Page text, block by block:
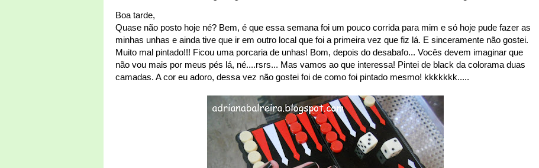
Boa tarde,
Quase não posto hoje né? Bem, é que essa semana foi um pouco corrida para mim e só hoje pude fazer as
minhas unhas e ainda tive que ir em outro local que foi a primeira vez que fiz lá. E sinceramente não gostei.
Muito mal pintado!!! Ficou uma porcaria de unhas! Bom, depois do desabafo... Vocês devem imaginar que
não vou mais por meus pés lá, né....rsrs... Mas vamos ao que interessa! Pintei de black da colorama duas
camadas. A cor eu adoro, dessa vez não gostei foi de como foi pintado mesmo! kkkkkkk.....